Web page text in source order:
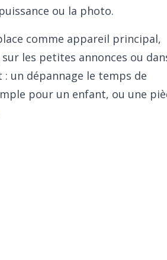
ou la photo.
comme appareil principal,
les petites annonces ou
un dépannage le temps de
pour un enfant, ou une